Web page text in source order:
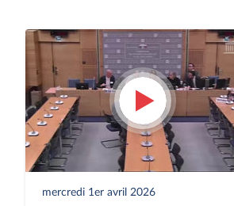
mercredi 1er avril 2026